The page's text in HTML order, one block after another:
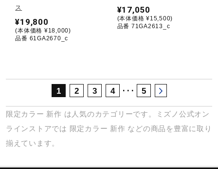
ス
¥19,800
(本体価格 ¥18,000)
品番 61GA2670_c
¥17,050
(本体価格 ¥15,500)
品番 71GA2613_c
1 2 3 4 ･･･ 5
限定カラー 新作 は人気のカテゴリーです。ミズノ公式オン
ラインストアでは 限定カラー 新作 などの商品を豊富に取り
揃えています。